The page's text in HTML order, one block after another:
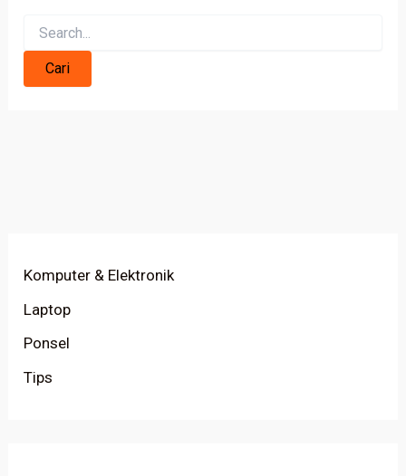
Komputer & Elektronik
Laptop
Ponsel
Tips